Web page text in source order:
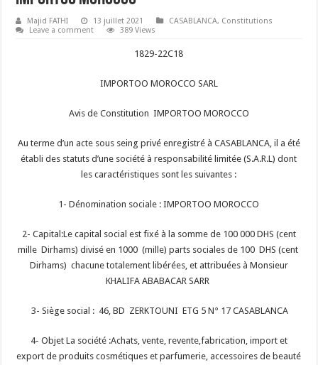
Majid FATHI 13 juillet 2021 CASABLANCA, Constitutions
Leave a comment
389 Views
1829-22C18
IMPORTOO MOROCCO SARL
Avis de Constitution IMPORTOO MOROCCO
Au terme d’un acte sous seing privé enregistré à CASABLANCA, il a été
établi des statuts d’une société à responsabilité limitée (S.A.R.L) dont
les caractéristiques sont les suivantes :
1- Dénomination sociale : IMPORTOO MOROCCO
2- Capital:Le capital social est fixé à la somme de 100 000 DHS (cent
mille Dirhams) divisé en 1000 (mille) parts sociales de 100 DHS (cent
Dirhams) chacune totalement libérées, et attribuées à Monsieur
KHALIFA ABABACAR SARR
3- Siège social : 46, BD ZERKTOUNI ETG 5 N° 17 CASABLANCA
4- Objet La société :Achats, vente, revente,fabrication, import et
export de produits cosmétiques et parfumerie, accessoires de beauté